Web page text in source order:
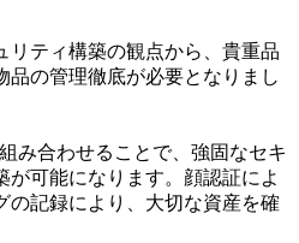
リティ構築の観点から、貴重品
品の管理徹底が必要となりまし
み合わせることで、強固なセキ
が可能になります。顔認証によ
の記録により、大切な資産を確